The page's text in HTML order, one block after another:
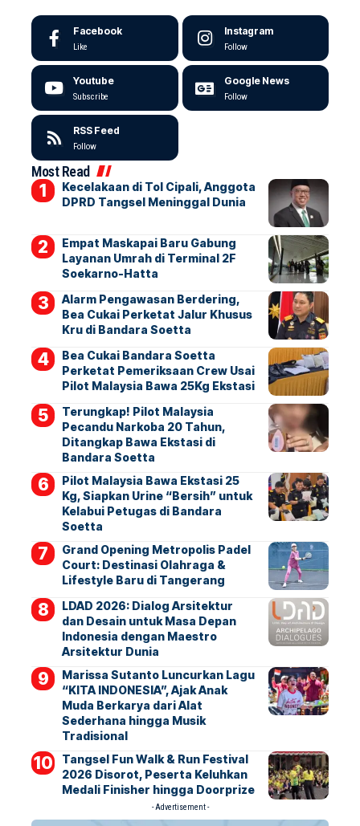
Facebook
Like
Instagram
Follow
Youtube
Subscribe
Google News
Follow
RSS Feed
Follow
Most Read
Kecelakaan di Tol Cipali, Anggota
DPRD Tangsel Meninggal Dunia
Empat Maskapai Baru Gabung
Layanan Umrah di Terminal 2F
Soekarno-Hatta
Alarm Pengawasan Berdering,
Bea Cukai Perketat Jalur Khusus
Kru di Bandara Soetta
Bea Cukai Bandara Soetta
Perketat Pemeriksaan Crew Usai
Pilot Malaysia Bawa 25Kg Ekstasi
Terungkap! Pilot Malaysia
Pecandu Narkoba 20 Tahun,
Ditangkap Bawa Ekstasi di
Bandara Soetta
Pilot Malaysia Bawa Ekstasi 25
Kg, Siapkan Urine “Bersih” untuk
Kelabui Petugas di Bandara
Soetta
Grand Opening Metropolis Padel
Court: Destinasi Olahraga &
Lifestyle Baru di Tangerang
LDAD 2026: Dialog Arsitektur
dan Desain untuk Masa Depan
Indonesia dengan Maestro
Arsitektur Dunia
Marissa Sutanto Luncurkan Lagu
“KITA INDONESIA”, Ajak Anak
Muda Berkarya dari Alat
Sederhana hingga Musik
Tradisional
Tangsel Fun Walk & Run Festival
2026 Disorot, Peserta Keluhkan
Medali Finisher hingga Doorprize
- Advertisement -